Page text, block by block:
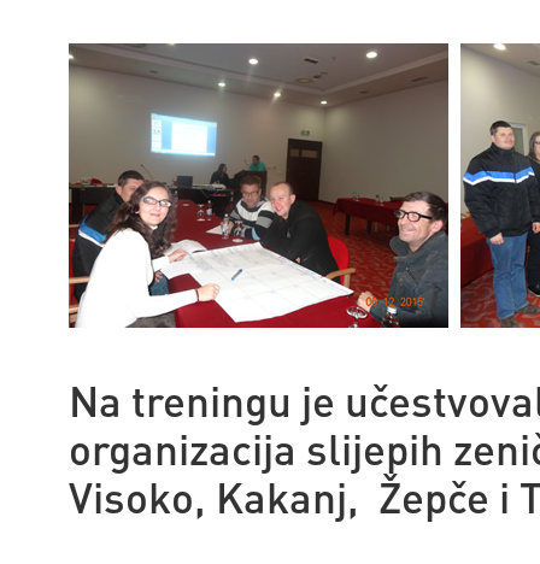
Na treningu je
organizacija slijepih
Visoko, Kakanj, Žepče i